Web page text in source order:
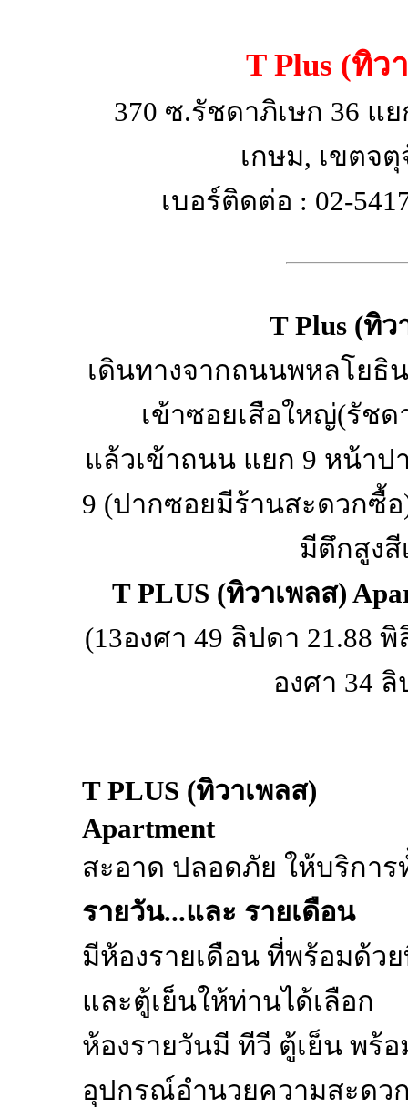
T Plus (ทิว
370 ซ.รัชดาภิเษก 36 แ
เกษม, เขตจตุ
เบอร์ติดต่อ : 02-
T Plus (ทิว
เดินทางจากถนนพหลโยธิ
เข้าซอยเสือใหญ่(รัชด
แล้วเข้าถนน แยก 9 หน้า
9 (ปากซอยมีร้านสะดวกซื้
มีตึกสูง
T PLUS (ทิวาเพลส)
(13องศา 49 ลิปดา 21.88 พิ
องศา 34
T PLUS (ทิวาเพลส)
Apartment
สะอาด ปลอดภัย ให้บริการ
รายวัน...และ รายเดือน
มีห้องรายเดือน ที่พร้อมด้ว
และตู้เย็นให้ท่านได้เลือก
ห้องรายวันมี ทีวี ตู้เย็น พร้อ
อุปกรณ์อำนวยความสะดว